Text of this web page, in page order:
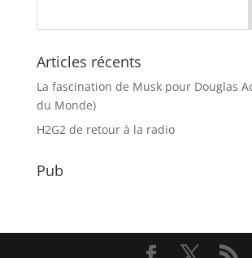
Articles récents
La fascination de Musk pour Douglas
du Monde)
H2G2 de retour à la radio
Pub